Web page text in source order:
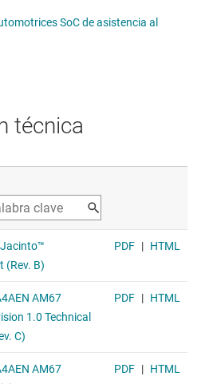
SoC de asistencia al
técnica